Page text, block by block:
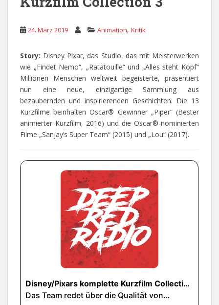
24. März 2019 Animation, Kritik
Story: Disney Pixar, das Studio, das mit Meisterwerken
wie „Findet Nemo“, „Ratatouille“ und „Alles steht Kopf“
Millionen Menschen weltweit begeisterte, präsentiert
nun eine neue, einzigartige Sammlung aus
bezaubernden und inspirierenden Geschichten. Die 13
Kurzfilme beinhalten Oscar® Gewinner „Piper“ (Bester
animierter Kurzfilm, 2016) und die Oscar®-nominierten
Filme „Sanjay’s Super Team“ (2015) und „Lou“ (2017).